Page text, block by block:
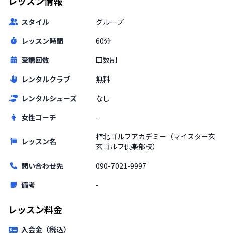
スタイル
グループ
レッスン時間
60分
受講回数
回数制
レンタルクラブ
無料
レンタルシューズ
なし
女性コーチ
-
レッスン名
植北ゴルフアカデミー（マイスター玄
玄ゴルフ倶楽部校）
問い合わせ先
090-7021-9997
備考
-
レッスン料金
入会金（税込）